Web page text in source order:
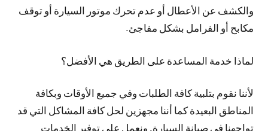
والكشف عن الأعطال أو عدم تحرك موتور السيارة أو توقف
مكابح أو الفرامل بشكل مفاجئ.
لماذا خدمة المساعدة على الطريق هي الأفضل؟
لأننا نقوم بتلبية كافة الطلبات وفي جميع الأوقات وبكافة
المناطق البعيدة كما أننا مجهزين لحل كافة المشاكل التي قد
تواجهنا في صيانة السيارة. ونعمل على توفير الخدمات